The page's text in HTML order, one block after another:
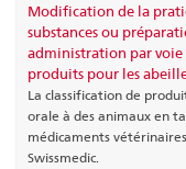
Modification de la
substances ou
administration par voie
produits pour les
La classification de
orale à des animaux en
médicaments
Swissmedic.